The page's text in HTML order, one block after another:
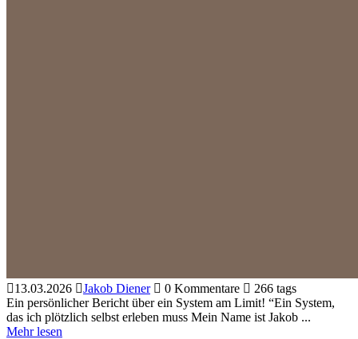
13.03.2026 Jakob Diener 0 Kommentare
266 tags
Ein persönlicher Bericht über ein System am Limit! “Ein System,
das ich plötzlich selbst erleben muss Mein Name ist Jakob ...
Mehr lesen